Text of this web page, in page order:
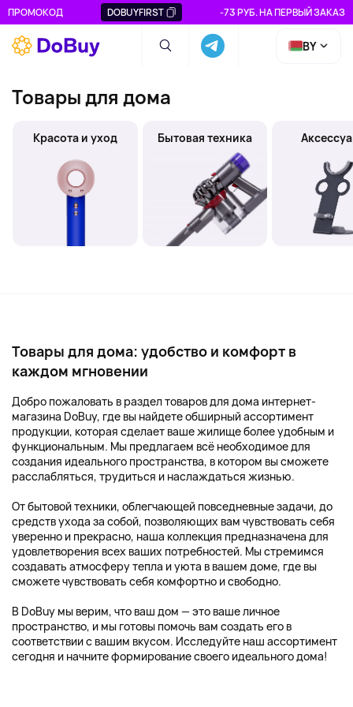
ПРОМОКОД DOBUYFIRST -73 РУБ. НА ПЕРВЫЙ ЗАКАЗ
BY
Товары для дома
Красота и уход Бытовая техника
Товары для дома: удобство и комфорт в
каждом мгновении
Добро пожаловать в раздел товаров для дома интернет-
магазина DoBuy, где вы найдете обширный ассортимент
продукции, которая сделает ваше жилище более удобным и
функциональным. Мы предлагаем всё необходимое для
создания идеального пространства, в котором вы сможете
расслабляться, трудиться и наслаждаться жизнью.
От бытовой техники, облегчающей повседневные задачи, до
средств ухода за собой, позволяющих вам чувствовать себя
уверенно и прекрасно, наша коллекция предназначена для
удовлетворения всех ваших потребностей. Мы стремимся
создавать атмосферу тепла и уюта в вашем доме, где вы
сможете чувствовать себя комфортно и свободно.
В DoBuy мы верим, что ваш дом — это ваше личное
пространство, и мы готовы помочь вам создать его в
соответствии с вашим вкусом. Исследуйте наш ассортимент
сегодня и начните формирование своего идеального дома!